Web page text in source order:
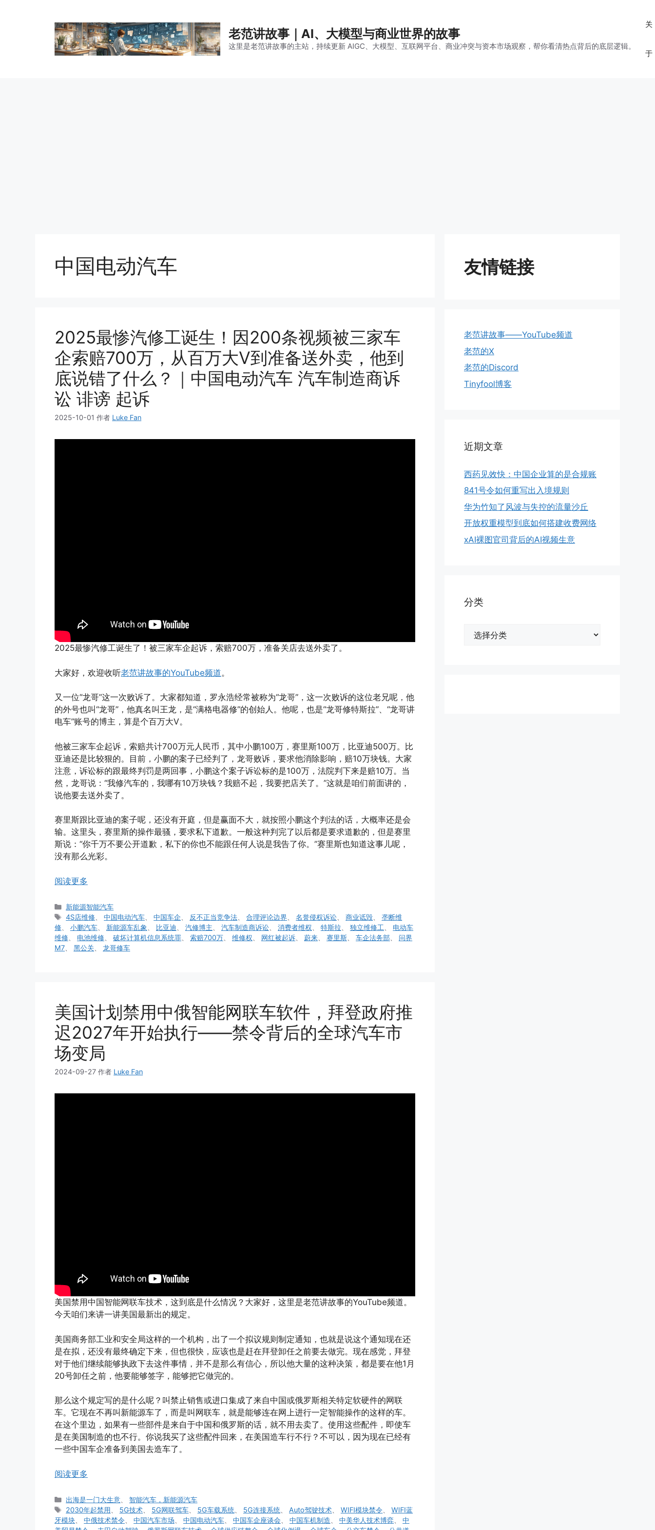
老范讲故事｜AI、大模型与商业世界的故事
这里是老范讲故事的主站，持续更新 AIGC、大模型、互联网平台、商业冲突与资本市场观察，帮你看清热点背后的底层逻辑。
关
于
中国电动汽车
2025最惨汽修工诞生！因200条视频被三家车
企索赔700万，从百万大V到准备送外卖，他到
底说错了什么？｜中国电动汽车 汽车制造商诉
讼 诽谤 起诉
2025-10-01 作者 Luke Fan
2025最惨汽修工诞生了！被三家车企起诉，索赔700万，准备关店去送外卖了。
大家好，欢迎收听老范讲故事的YouTube频道。
又一位“龙哥”这一次败诉了。大家都知道，罗永浩经常被称为“龙哥”，这一次败诉的这位老兄呢，他
的外号也叫“龙哥”，他真名叫王龙，是“满格电器修”的创始人。他呢，也是“龙哥修特斯拉”、“龙哥讲
电车”账号的博主，算是个百万大V。
他被三家车企起诉，索赔共计700万元人民币，其中小鹏100万，赛里斯100万，比亚迪500万。比
亚迪还是比较狠的。目前，小鹏的案子已经判了，龙哥败诉，要求他消除影响，赔10万块钱。大家
注意，诉讼标的跟最终判罚是两回事，小鹏这个案子诉讼标的是100万，法院判下来是赔10万。当
然，龙哥说：“我修汽车的，我哪有10万块钱？我赔不起，我要把店关了。”这就是咱们前面讲的，
说他要去送外卖了。
赛里斯跟比亚迪的案子呢，还没有开庭，但是赢面不大，就按照小鹏这个判法的话，大概率还是会
输。这里头，赛里斯的操作最骚，要求私下道歉。一般这种判完了以后都是要求道歉的，但是赛里
斯说：“你千万不要公开道歉，私下的你也不能跟任何人说是我告了你。”赛里斯也知道这事儿呢，
没有那么光彩。
阅读更多
分
类
新能源智能汽车
标
签
4S店维修 、中国电动汽车 、中国车企 反不正当竞争法 、合理评论边界 、名誉侵权诉讼 、商业诋毁 、垄断维
修
小鹏汽车 新能源车乱象 比亚迪 汽修博主 汽车制造商诉讼 消费者维权 特斯拉 独立维修工
电动车
维修
电池维修 破坏计算机信息系统罪 索赔700万 维修权 网红被起诉 蔚来 赛里斯 车企法务部
问界
M7
黑公关 龙哥修车
美国计划禁用中俄智能网联车软件，拜登政府推
迟2027年开始执行——禁令背后的全球汽车市
场变局
2024-09-27 作者 Luke Fan
美国禁用中国智能网联车技术，这到底是什么情况？大家好，这里是老范讲故事的YouTube频道。
今天咱们来讲一讲美国最新出的规定。
美国商务部工业和安全局这样的一个机构，出了一个拟议规则制定通知，也就是说这个通知现在还
是在拟，还没有最终确定下来，但也很快，应该也是赶在拜登卸任之前要去做完。现在感觉，拜登
对于他们继续能够执政下去这件事情，并不是那么有信心，所以他大量的这种决策，都是要在他1月
20号卸任之前，他要能够签字，能够把它做完的。
那么这个规定写的是什么呢？叫禁止销售或进口集成了来自中国或俄罗斯相关特定软硬件的网联
车。它现在不再叫新能源车了，而是叫网联车，就是能够连在网上进行一定智能操作的这样的车。
在这个里边，如果有一些部件是来自于中国和俄罗斯的话，就不用去卖了。使用这些配件，即使车
是在美国制造的也不行。你说我买了这些配件回来，在美国造车行不行？不可以，因为现在已经有
一些中国车企准备到美国去造车了。
阅读更多
分
类
出海是一门大生意
智能汽车，新能源汽车
标
签
2030年起禁用 5G技术 5G网联驾车 5G车载系统 5G连接系统 Auto驾驶技术 、WIFI模块禁令 、WIFI蓝
牙模块
中俄技术禁令 中国汽车市场 中国电动汽车 中国车企座谈会 中国车机制造 中美华人技术博弈
中
友情链接
老范讲故事——YouTube频道
老范的X
老范的Discord
Tinyfool博客
近期文章
西药见效快：中国企业算的是合规账
841号令如何重写出入境规则
华为竹知了风波与失控的流量沙丘
开放权重模型到底如何搭建收费网络
xAI裸图官司背后的AI视频生意
分类